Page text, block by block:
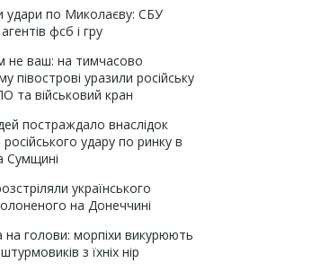
удари по Миколаєву: СБУ
фсб і гру
не ваш: на тимчасово
півострові уразили російську
та військовий кран
постраждало внаслідок
удару по ринку в
Сумщині
українського
на Донеччині
на голови: морпіхи викурюють
з їхніх нір